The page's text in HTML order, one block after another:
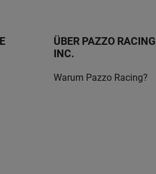
ÜBER PAZZO RACING
INC.
Warum Pazzo Racing?